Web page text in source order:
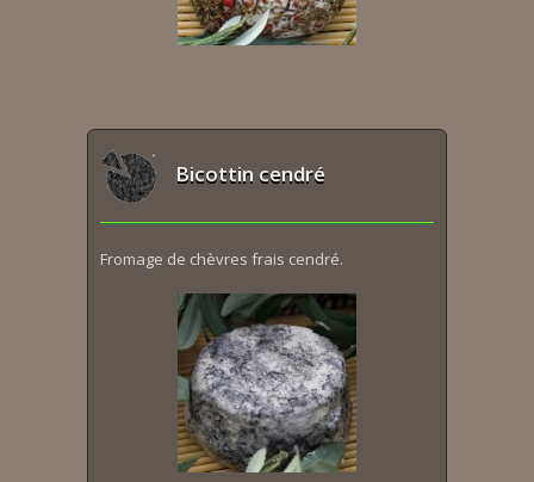
Bicottin cendré
Fromage de chèvres frais cendré.